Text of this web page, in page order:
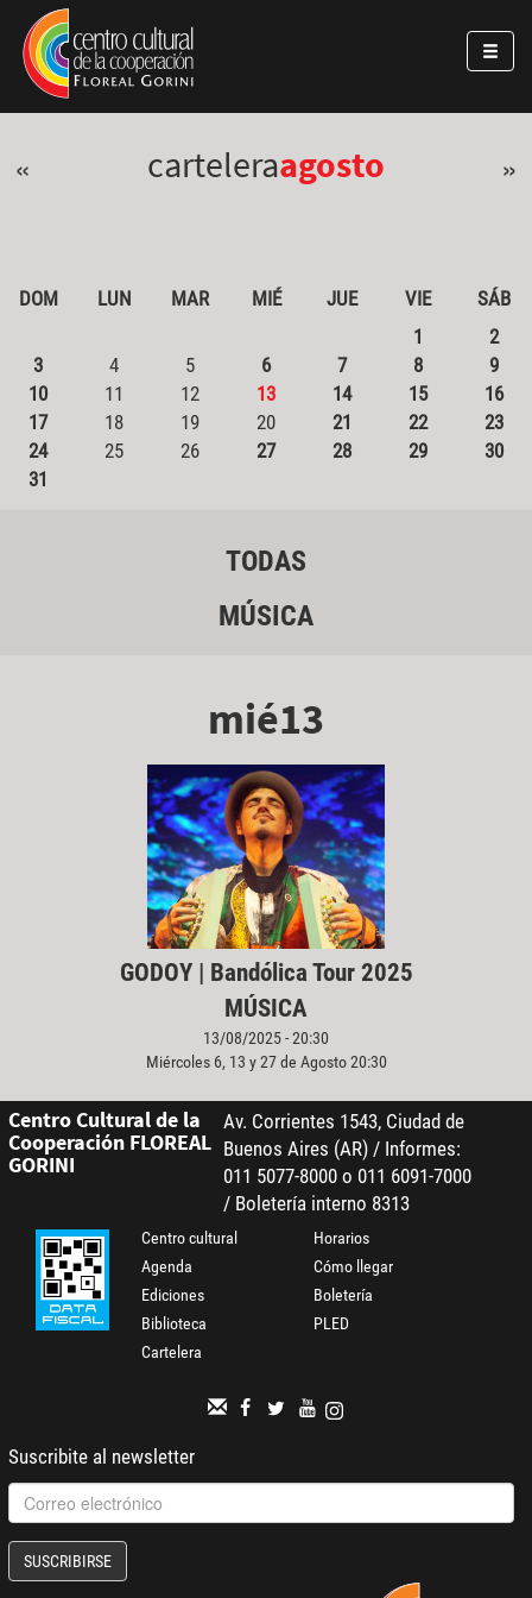
Pasar al contenido principal
Jump to main content
« carteleraagosto »
DOM LUN MAR MIÉ JUE VIE
SÁB
1
2
3
4 5 6 7 8
9
10
11 12 13 14 15
16
17
18 19 20 21 22
23
24
25 26 27 28 29
30
31
TODAS
MÚSICA
mié13
GODOY | Bandólica Tour 2025
MÚSICA
13/08/2025 - 20:30
Miércoles 6, 13 y 27 de Agosto 20:30
Centro Cultural de la
Cooperación FLOREAL
GORINI
Av. Corrientes 1543, Ciudad de
Buenos Aires (AR) / Informes:
011 5077-8000 o 011 6091-7000
/ Boletería interno 8313
Centro cultural
Agenda
Ediciones
Biblioteca
Cartelera
Horarios
Cómo llegar
Boletería
PLED
Suscribite al newsletter
SUSCRIBIRSE